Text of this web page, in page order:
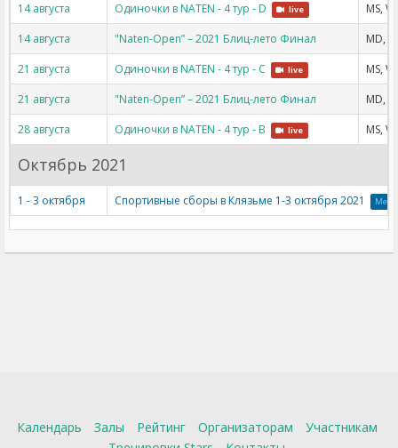
14 августа
Одиночки в NATEN - 4 тур - D live
MS,
14 августа
"Naten-Open” – 2021 Блиц-лето Финал
MD,
21 августа
Одиночки в NATEN - 4 тур - C live
MS,
21 августа
"Naten-Open” – 2021 Блиц-лето Финал
MD,
28 августа
Одиночки в NATEN - 4 тур - B live MS,
Октябрь 2021
1 - 3 октября Спортивные сборы в Клязьме 1-3 октября 2021
Календарь Залы Рейтинг Организаторам
Участникам